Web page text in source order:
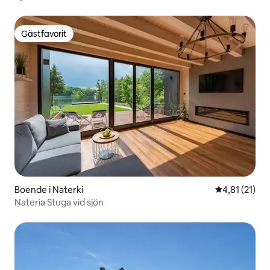
Gästfavorit
Gästfavorit
Boende i Naterki 4,81 av 5 i
4,81 (21)
Nateria Stuga vid sjön